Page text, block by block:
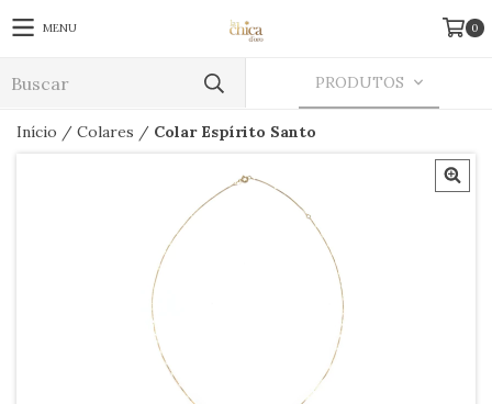
MENU 0
PRODUTOS
Início / Colares / Colar Espírito Santo